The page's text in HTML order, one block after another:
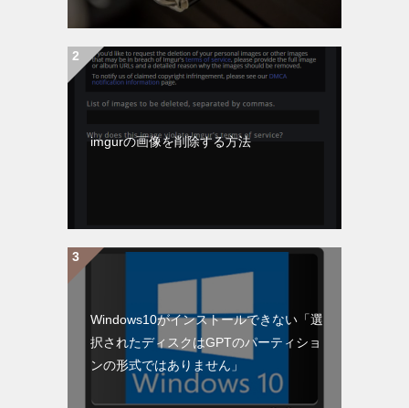
imgurの画像を削除する方法
Windows10がインストールできない「選
択されたディスクはGPTのパーティショ
ンの形式ではありません」